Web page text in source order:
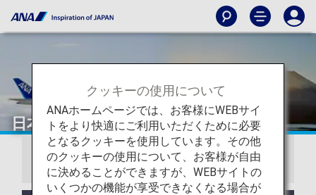
日本国内線運賃
お知らせ
クッキーの使用について
ANAホームページでは、お客様にWEBサイ
トをより快適にご利用いただくために必要
となるクッキーを使用しています。その他
のクッキーの使用について、お客様が自由
に決めることができますが、WEBサイトの
いくつかの機能が享受できなくなる場合が